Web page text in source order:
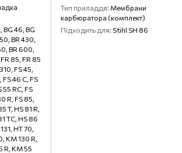
BG 46, BG
BR 430,
BR 600,
85, FR 85
FS 45,
FS 46 C, FS
55 RC, FS
R, FS 85,
T, HS 81 R,
TC, HS 86
HT 70,
KM 130 R,
R, KM 55
Тип приладдя Мембрани
карбюратора (комплект)
Підходить для Stihl SH 86